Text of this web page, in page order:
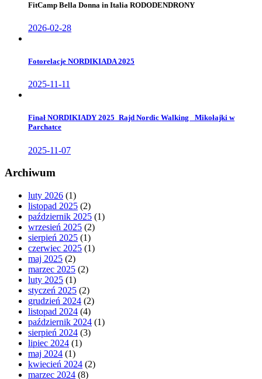
FitCamp Bella Donna in Italia RODODENDRONY
2026-02-28
Fotorelacje NORDIKIADA 2025
2025-11-11
Finał NORDIKIADY 2025_Rajd Nordic Walking _Mikołajki w
Parchatce
2025-11-07
Archiwum
luty 2026 (1)
listopad 2025 (2)
październik 2025 (1)
wrzesień 2025 (2)
sierpień 2025 (1)
czerwiec 2025 (1)
maj 2025 (2)
marzec 2025 (2)
luty 2025 (1)
styczeń 2025 (2)
grudzień 2024 (2)
listopad 2024 (4)
październik 2024 (1)
sierpień 2024 (3)
lipiec 2024 (1)
maj 2024 (1)
kwiecień 2024 (2)
marzec 2024 (8)